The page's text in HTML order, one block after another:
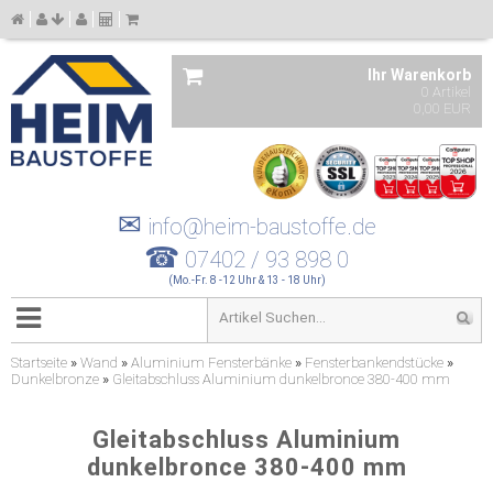
Ihr Warenkorb
0 Artikel
0,00 EUR
✉ info@heim-baustoffe.de
☎ 07402 / 93 898 0
(Mo.-Fr. 8 -12 Uhr & 13 - 18 Uhr)
Startseite » Wand » Aluminium Fensterbänke » Fensterbankendstücke »
Dunkelbronze » Gleitabschluss Aluminium dunkelbronce 380-400 mm
Gleitabschluss Aluminium
dunkelbronce 380-400 mm